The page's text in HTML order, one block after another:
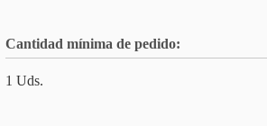
Cantidad mínima de pedido:
1 Uds.